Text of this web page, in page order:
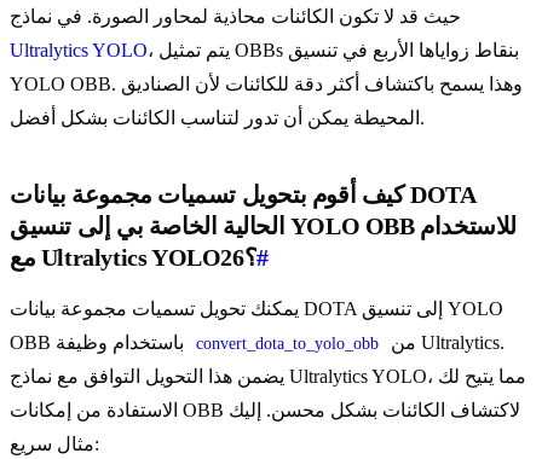
حيث قد لا تكون الكائنات محاذية لمحاور الصورة. في نماذج
Ultralytics YOLO، يتم تمثيل OBBs بنقاط زواياها الأربع في تنسيق
YOLO OBB. وهذا يسمح باكتشاف أكثر دقة للكائنات لأن الصناديق
المحيطة يمكن أن تدور لتناسب الكائنات بشكل أفضل.
كيف أقوم بتحويل تسميات مجموعة بيانات DOTA
الحالية الخاصة بي إلى تنسيق YOLO OBB للاستخدام
مع Ultralytics YOLO26؟#
يمكنك تحويل تسميات مجموعة بيانات DOTA إلى تنسيق YOLO
convert_dota_to_yolo_obb
يضمن هذا التحويل التوافق مع نماذج Ultralytics YOLO، مما يتيح لك
الاستفادة من إمكانات OBB لاكتشاف الكائنات بشكل محسن. إليك
مثال سريع: